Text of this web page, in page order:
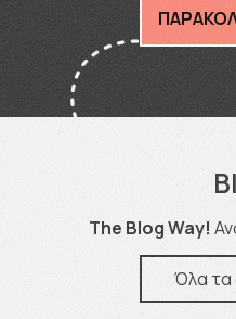
The Blog Way!
Όλα